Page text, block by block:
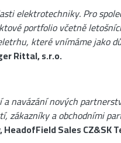
elektrotechniky. Pro
portfolio včetně
které vnímáme jako
Rittal, s.r.o.
navázání nových
zákazníky a obchodními
HeadofField Sales CZ&SK